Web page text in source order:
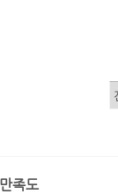
족도